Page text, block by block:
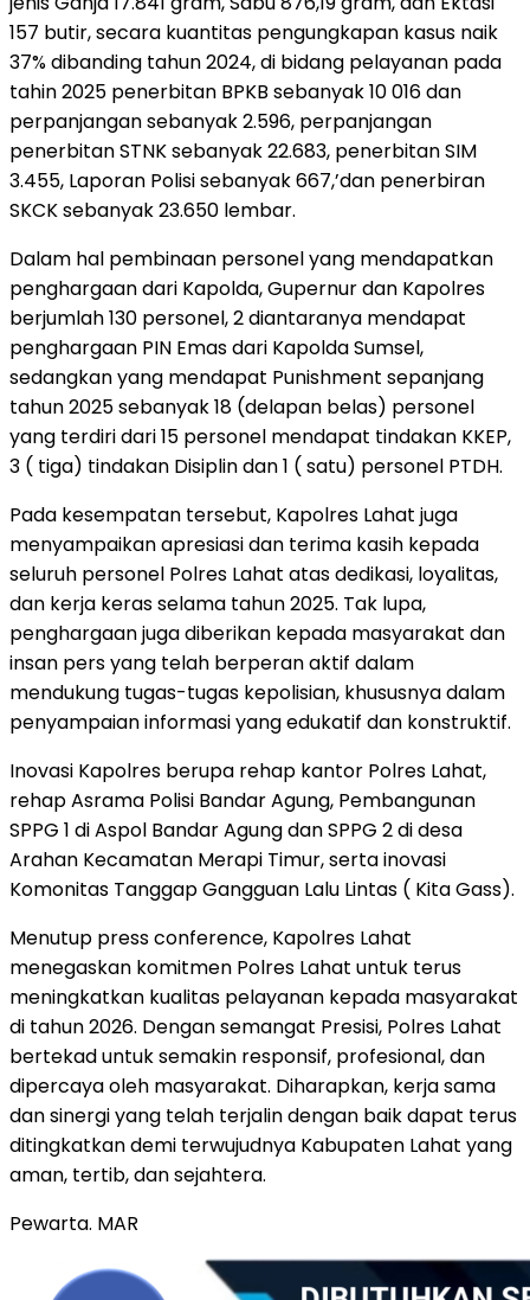
157 butir, secara kuantitas pengungkapan kasus naik
37% dibanding tahun 2024, di bidang pelayanan pada
tahin 2025 penerbitan BPKB sebanyak 10 016 dan
perpanjangan sebanyak 2.596, perpanjangan
penerbitan STNK sebanyak 22.683, penerbitan SIM
3.455, Laporan Polisi sebanyak 667,’dan penerbiran
SKCK sebanyak 23.650 lembar.
Dalam hal pembinaan personel yang mendapatkan
penghargaan dari Kapolda, Gupernur dan Kapolres
berjumlah 130 personel, 2 diantaranya mendapat
penghargaan PIN Emas dari Kapolda Sumsel,
sedangkan yang mendapat Punishment sepanjang
tahun 2025 sebanyak 18 (delapan belas) personel
yang terdiri dari 15 personel mendapat tindakan KKEP,
3 ( tiga) tindakan Disiplin dan 1 ( satu) personel PTDH.
Pada kesempatan tersebut, Kapolres Lahat juga
menyampaikan apresiasi dan terima kasih kepada
seluruh personel Polres Lahat atas dedikasi, loyalitas,
dan kerja keras selama tahun 2025. Tak lupa,
penghargaan juga diberikan kepada masyarakat dan
insan pers yang telah berperan aktif dalam
mendukung tugas-tugas kepolisian, khususnya dalam
penyampaian informasi yang edukatif dan konstruktif.
Inovasi Kapolres berupa rehap kantor Polres Lahat,
rehap Asrama Polisi Bandar Agung, Pembangunan
SPPG 1 di Aspol Bandar Agung dan SPPG 2 di desa
Arahan Kecamatan Merapi Timur, serta inovasi
Komonitas Tanggap Gangguan Lalu Lintas ( Kita Gass).
Menutup press conference, Kapolres Lahat
menegaskan komitmen Polres Lahat untuk terus
meningkatkan kualitas pelayanan kepada masyarakat
di tahun 2026. Dengan semangat Presisi, Polres Lahat
bertekad untuk semakin responsif, profesional, dan
dipercaya oleh masyarakat. Diharapkan, kerja sama
dan sinergi yang telah terjalin dengan baik dapat terus
ditingkatkan demi terwujudnya Kabupaten Lahat yang
aman, tertib, dan sejahtera.
Pewarta. MAR